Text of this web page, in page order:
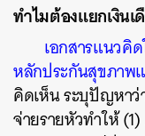
ทำไมต้องแยกเงินเ
เอกสารแนวคิ
หลักประกันสุขภาพ
คิดเห็น ระบุปัญหาว่
จ่ายรายหัวทำให้